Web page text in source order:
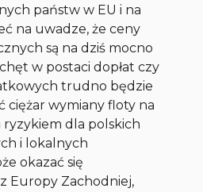
państw w EU i na
na uwadze, że ceny
są na dziś mocno
w postaci dopłat czy
trudno będzie
ciężar wymiany floty na
dla polskich
i lokalnych
okazać się
Europy Zachodniej,